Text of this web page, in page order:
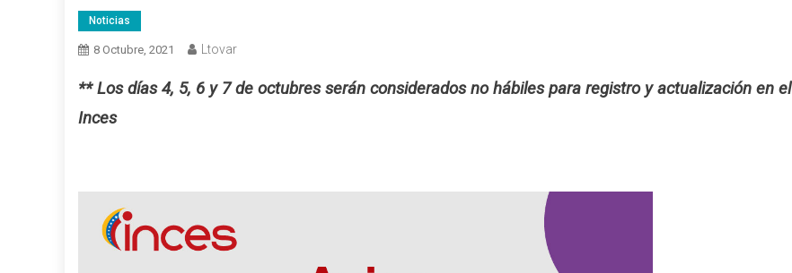
Noticias
8 Octubre, 2021 Ltovar
** Los días 4, 5, 6 y 7 de octubres serán considerados no hábiles para registro y actualización en el
Inces